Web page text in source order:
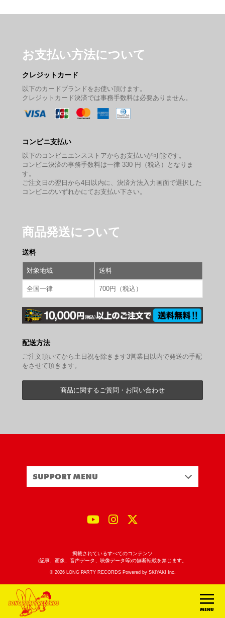
MENU
お支払い方法について
クレジットカード
以下のカードブランドをお使い頂けます。
クレジットカード決済では事務手数料は必要ありません。
コンビニ支払い
以下のコンビニエンスストアからお支払いが可能です。
コンビニ決済の事務手数料は一律 330 円（税込）となりま
す。
ご注文日の翌日から4日以内に、決済方法入力画面で選択した
コンビニのいずれかにてお支払い下さい。
商品発送について
送料
対象地域 送料
全国一律 700円（税込）
配送方法
ご注文頂いてから土日祝を除きます3営業日以内で発送の手配
をさせて頂きます。
商品に関するご質問・お問い合わせ
SUPPORT MENU
掲載されているすべてのコンテンツ
(記事、画像、音声データ、映像データ等)の無断転載を禁じます。
© 2026 LONG PARTY RECORDS Powered by SKIYAKI Inc.